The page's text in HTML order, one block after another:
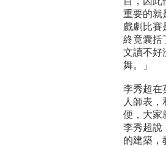
重要的就
戲劇比賽
終竟囊括
文讀不好
舞。」
李秀超在
人師表
便，大家
李秀超說
的建築，